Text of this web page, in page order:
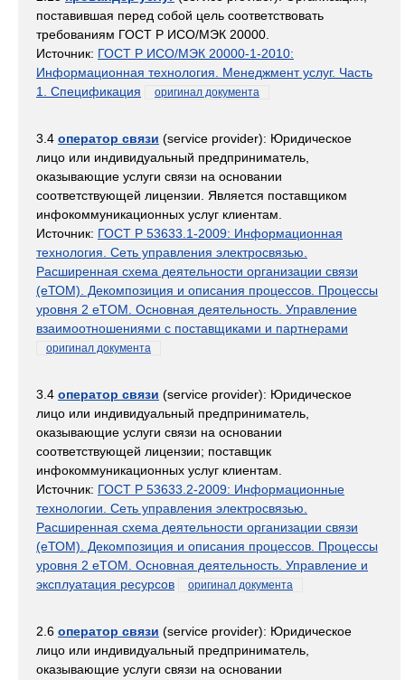
поставившая перед собой цель соответствовать
требованиям ГОСТ Р ИСО/МЭК 20000.
Источник: ГОСТ Р ИСО/МЭК 20000-1-2010:
Информационная технология. Менеджмент услуг. Часть
1. Спецификация
оригинал документа
3.4 оператор связи (service provider): Юридическое
лицо или индивидуальный предприниматель,
оказывающие услуги связи на основании
соответствующей лицензии. Является поставщиком
инфокоммуникационных услуг клиентам.
Источник: ГОСТ Р 53633.1-2009: Информационная
технология. Сеть управления электросвязью.
Расширенная схема деятельности организации связи
(eТОМ). Декомпозиция и описания процессов. Процессы
уровня 2 eTOM. Основная деятельность. Управление
взаимоотношениями с поставщиками и партнерами
оригинал документа
3.4 оператор связи (service provider): Юридическое
лицо или индивидуальный предприниматель,
оказывающие услуги связи на основании
соответствующей лицензии; поставщик
инфокоммуникационных услуг клиентам.
Источник: ГОСТ Р 53633.2-2009: Информационные
технологии. Сеть управления электросвязью.
Расширенная схема деятельности организации связи
(eТОМ). Декомпозиция и описания процессов. Процессы
уровня 2 eTOM. Основная деятельность. Управление и
эксплуатация ресурсов
оригинал документа
2.6 оператор связи (service provider): Юридическое
лицо или индивидуальный предприниматель,
оказывающие услуги связи на основании